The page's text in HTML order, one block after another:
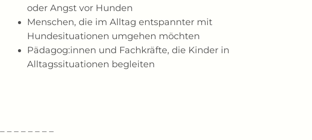
oder Angst vor Hunden
Menschen, die im Alltag entspannter mit
Hundesituationen umgehen möchten
Pädagog:innen und Fachkräfte, die Kinder in
Alltagssituationen begleiten